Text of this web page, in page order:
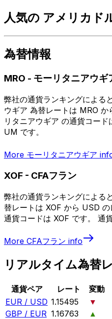
人気の アメリカド
為替情報
MRO - モーリタニアウギ
弊社の通貨ランキングによる
ウギア 為替レートは MRO
リタニアウギア の通貨コー
UM です。
More モーリタニアウギア
XOF - CFAフラン
弊社の通貨ランキングによる
替レートは XOF から USD
通貨コードは XOF です。 通
More CFAフラン info
リアルタイム為替
通貨ペア レート
変動
EUR / USD 1.15495
▼
GBP / EUR 1.16763
▲